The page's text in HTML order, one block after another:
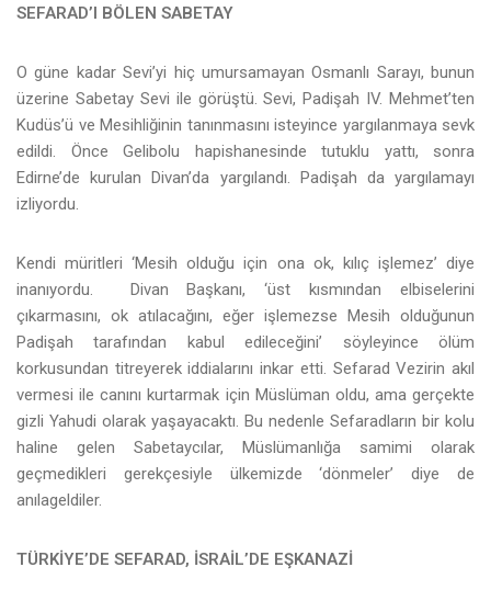
SEFARAD’I BÖLEN SABETAY
O güne kadar Sevi’yi hiç umursamayan Osmanlı Sarayı, bunun
üzerine Sabetay Sevi ile görüştü. Sevi, Padişah IV. Mehmet’ten
Kudüs’ü ve Mesihliğinin tanınmasını isteyince yargılanmaya sevk
edildi. Önce Gelibolu hapishanesinde tutuklu yattı, sonra
Edirne’de kurulan Divan’da yargılandı. Padişah da yargılamayı
izliyordu.
Kendi müritleri ‘Mesih olduğu için ona ok, kılıç işlemez’ diye
inanıyordu. Divan Başkanı, ‘üst kısmından elbiselerini
çıkarmasını, ok atılacağını, eğer işlemezse Mesih olduğunun
Padişah tarafından kabul edileceğini’ söyleyince ölüm
korkusundan titreyerek iddialarını inkar etti. Sefarad Vezirin akıl
vermesi ile canını kurtarmak için Müslüman oldu, ama gerçekte
gizli Yahudi olarak yaşayacaktı. Bu nedenle Sefaradların bir kolu
haline gelen Sabetaycılar, Müslümanlığa samimi olarak
geçmedikleri gerekçesiyle ülkemizde ‘dönmeler’ diye de
anılageldiler.
TÜRKİYE’DE SEFARAD, İSRAİL’DE EŞKANAZİ